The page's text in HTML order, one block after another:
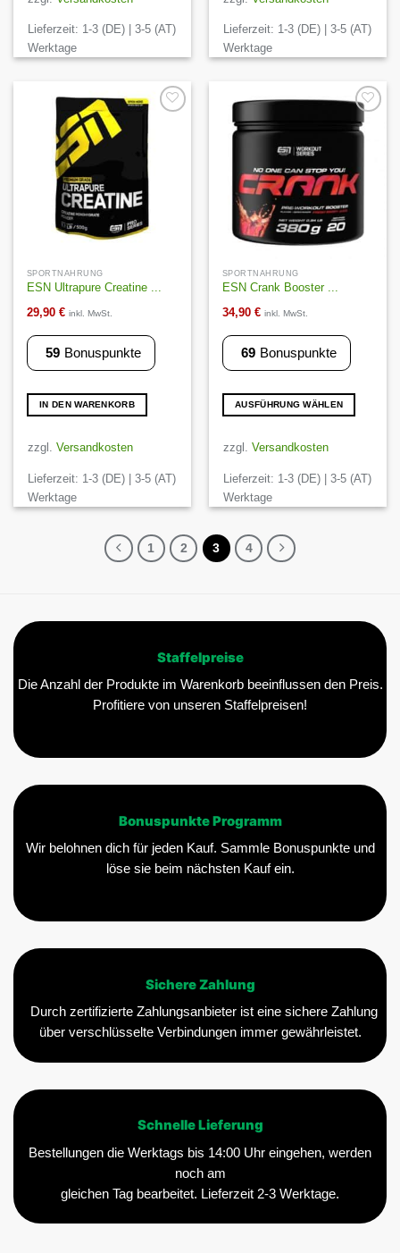
Lieferzeit: 1-3 (DE) | 3-5 (AT)
Werktage
Lieferzeit: 1-3 (DE) | 3-5 (AT)
Werktage
Wunschliste
SPORTNAHRUNG
ESN Ultrapure Creatine ...
29,90 € inkl. MwSt.
59 Bonuspunkte
IN DEN WARENKORB
zzgl. Versandkosten
Lieferzeit: 1-3 (DE) | 3-5 (AT)
Werktage
Auf die
Wunschliste
SPORTNAHRUNG
ESN Crank Booster ...
34,90 € inkl. MwSt.
69 Bonuspunkte
AUSFÜHRUNG WÄHLEN
Produkt
mehrere
Varianten
auf.
Die
Optionen
Produktseite
werden
zzgl. Versandkosten
Lieferzeit: 1-3 (DE) | 3-5 (AT)
Werktage
1 2 3 4
Staffelpreise
Die Anzahl der Produkte im Warenkorb beeinflussen den Preis.
Profitiere von unseren Staffelpreisen!
Bonuspunkte Programm
Wir belohnen dich für jeden Kauf. Sammle Bonuspunkte und
löse sie beim nächsten Kauf ein.
Sichere Zahlung
Durch zertifizierte Zahlungsanbieter ist eine sichere Zahlung
über verschlüsselte Verbindungen immer gewährleistet.
Schnelle Lieferung
Bestellungen die Werktags bis 14:00 Uhr eingehen, werden
noch am
gleichen Tag bearbeitet. Lieferzeit 2-3 Werktage.